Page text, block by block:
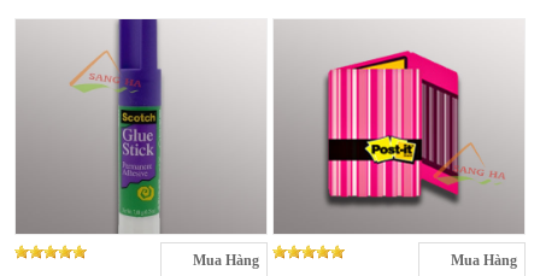
Mua Hàng Mua Hàng